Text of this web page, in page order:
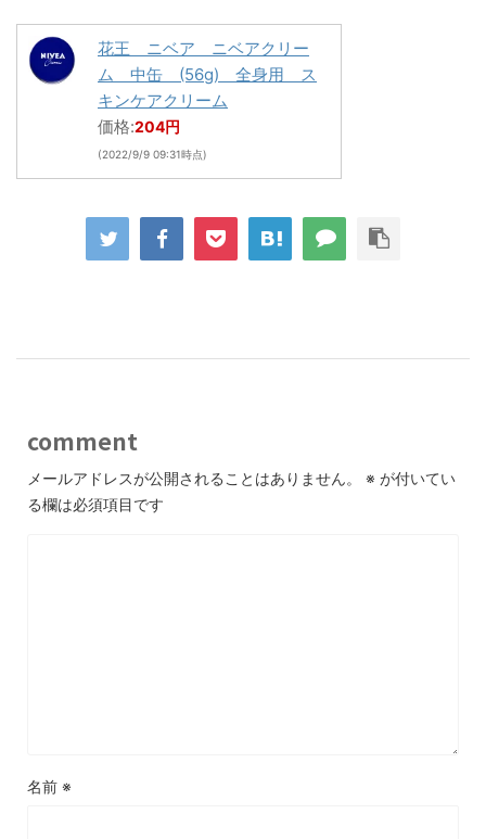
花王 ニベア ニベアクリー
ム 中缶 (56g) 全身用 ス
キンケアクリーム
価格:204円
(2022/9/9 09:31時点)
comment
メールアドレスが公開されることはありません。 ※ が付いてい
る欄は必須項目です
名前 ※